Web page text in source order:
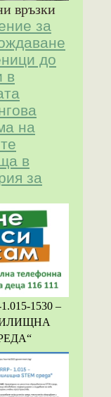
връзки
за
до
в
на
в
за
1530 –
А